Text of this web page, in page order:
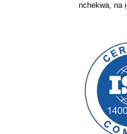
nchekwa, na